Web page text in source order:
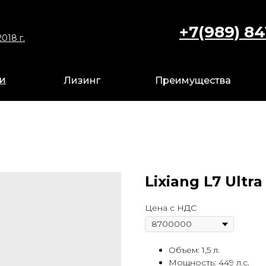
г.
+7
Лизинг Преимущества
г.
+7(989)
Преимущества
Лизинг
Lixiang L7 Ultra
Цена с НДС
Объем: 1,5 л.
Мощность: 449 л.с.